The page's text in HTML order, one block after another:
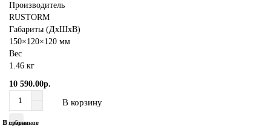
Производитель
RUSTORM
Габариты (ДхШхВ)
150×120×120 мм
Вес
1.46 кг
10 590.00р.
В корзину
В избранное
В сравнение